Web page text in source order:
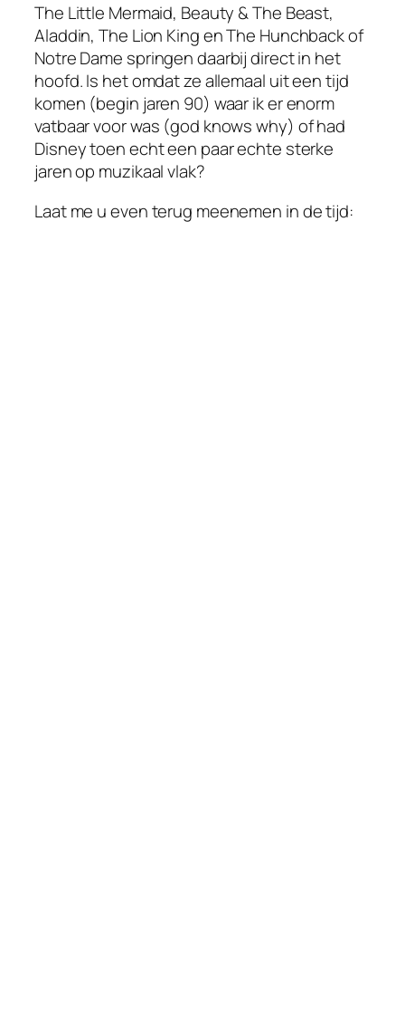
The Little Mermaid, Beauty & The Beast,
Aladdin, The Lion King en The Hunchback of
Notre Dame springen daarbij direct in het
hoofd. Is het omdat ze allemaal uit een tijd
komen (begin jaren 90) waar ik er enorm
vatbaar voor was (god knows why) of had
Disney toen echt een paar echte sterke
jaren op muzikaal vlak?
Laat me u even terug meenemen in de tijd: